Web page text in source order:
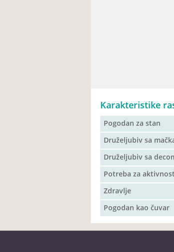
Karakteristike
Pogodan za stan
Druželjubiv sa
Druželjubiv sa
Potreba za
Zdravlje
Pogodan kao čuvar